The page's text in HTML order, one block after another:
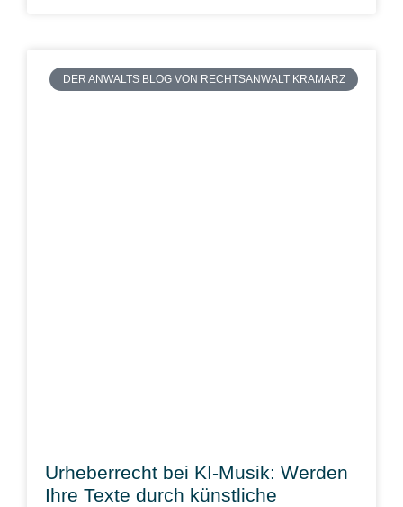
DER ANWALTS BLOG VON RECHTSANWALT KRAMARZ
Urheberrecht bei KI-Musik: Werden
Ihre Texte durch künstliche